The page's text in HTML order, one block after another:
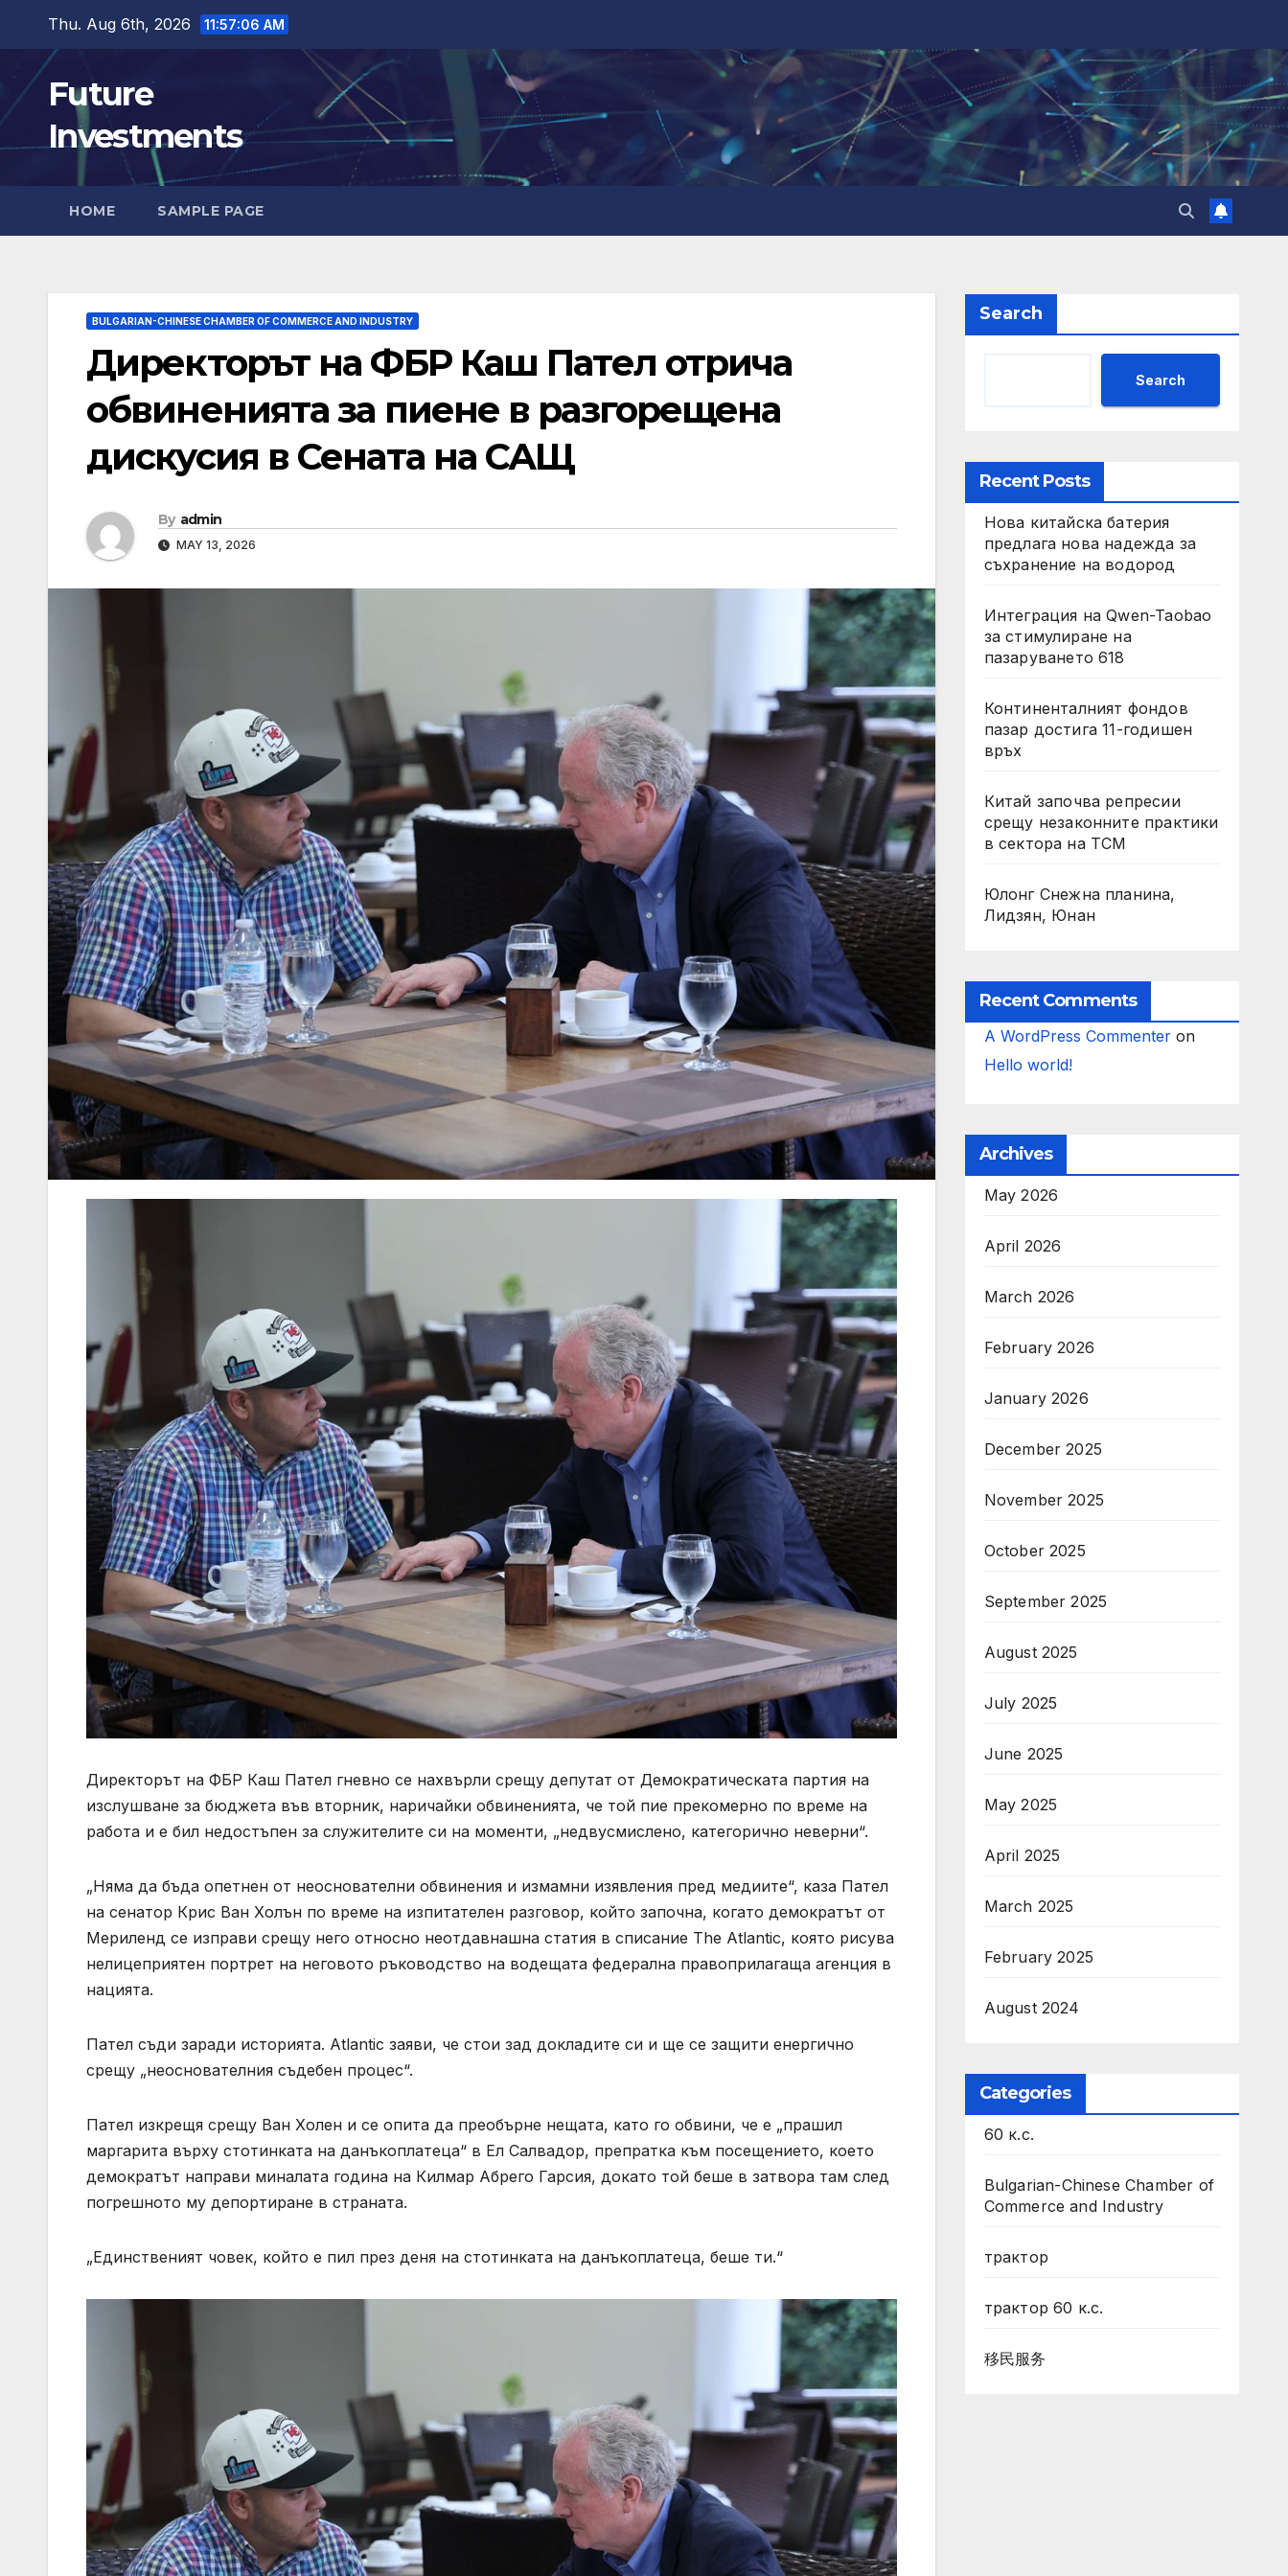
content
Thu. Aug 6th, 2026 11:57:08 AM
Future
Investments
HOME SAMPLE PAGE
BULGARIAN-CHINESE CHAMBER OF COMMERCE AND INDUSTRY
Директорът на ФБР Каш Пател отрича
обвиненията за пиене в разгорещена
дискусия в Сената на САЩ
By admin
MAY 13, 2026
Директорът на ФБР Каш Пател гневно се нахвърли срещу депутат от Демократическата партия на
изслушване за бюджета във вторник, наричайки обвиненията, че той пие прекомерно по време на
работа и е бил недостъпен за служителите си на моменти, „недвусмислено, категорично неверни“.
„Няма да бъда опетнен от неоснователни обвинения и измамни изявления пред медиите“, каза Пател
на сенатор Крис Ван Холън по време на изпитателен разговор, който започна, когато демократът от
Мериленд се изправи срещу него относно неотдавнашна статия в списание The Atlantic, която рисува
нелицеприятен портрет на неговото ръководство на водещата федерална правоприлагаща агенция в
нацията.
Пател съди заради историята. Atlantic заяви, че стои зад докладите си и ще се защити енергично
срещу „неоснователния съдебен процес“.
Пател изкрещя срещу Ван Холен и се опита да преобърне нещата, като го обвини, че е „прашил
маргарита върху стотинката на данъкоплатеца“ в Ел Салвадор, препратка към посещението, което
демократът направи миналата година на Килмар Абрего Гарсия, докато той беше в затвора там след
погрешното му депортиране в страната.
„Единственият човек, който е пил през деня на стотинката на данъкоплатеца, беше ти.“
Search
Search
Recent Posts
Нова китайска батерия
предлага нова надежда за
съхранение на водород
Интеграция на Qwen-Taobao
за стимулиране на
пазаруването 618
Континенталният фондов
пазар достига 11-годишен
връх
Китай започва репресии
срещу незаконните практики
в сектора на TCM
Юлонг Снежна планина,
Лидзян, Юнан
Recent Comments
A WordPress Commenteron
Hello world!
Archives
May 2026
April 2026
March 2026
February 2026
January 2026
December 2025
November 2025
October 2025
September 2025
August 2025
July 2025
June 2025
May 2025
April 2025
March 2025
February 2025
August 2024
Categories
60 к.с.
Bulgarian-Chinese Chamber of
Commerce and Industry
трактор
трактор 60 к.с.
移民服务